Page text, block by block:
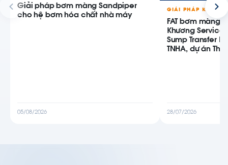
Giải pháp bơm màng Sandpiper
cho hệ bơm hóa chất nhà máy
05/08/2026
GIẢI PHÁP KỸ
FAT bơm màng
Khương
Sump Transfer
TNHA, dự án
28/07/2026